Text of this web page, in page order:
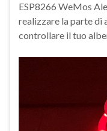
ESP8266 WeMos
realizzare la parte di
controllare il tuo